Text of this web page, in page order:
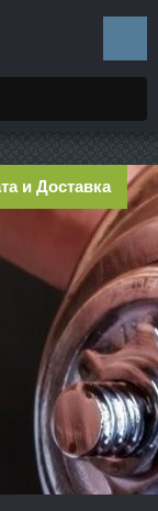
и Доставка